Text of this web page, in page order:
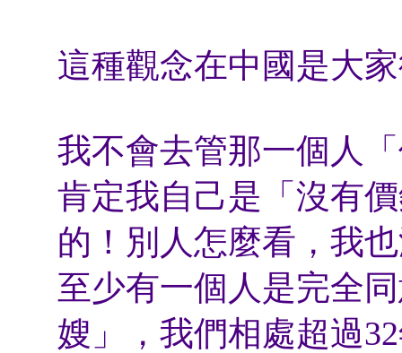
這種觀念在中國是大
我不會去管那一個人
肯定我自己是「沒有
的！別人怎麼看，我
至少有一個人是完全
嫂」，我們相處超過